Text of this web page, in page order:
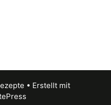
• Erstellt mit